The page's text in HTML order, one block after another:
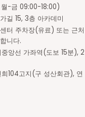
-금 09:00-18:00)
길 15, 3층 아카데미
터 주차장(유료) 또는 근처
니다.
앙선 가좌역(도보 15분), 2
104고지(구 성산회관), 연